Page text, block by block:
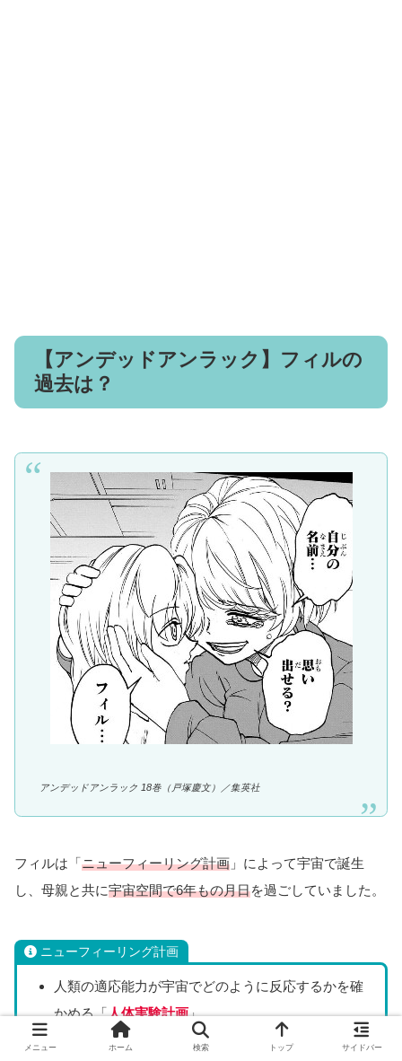
【アンデッドアンラック】フィルの
過去は？
アンデッドアンラック 18巻（戸塚慶文）／集英社
フィルは「ニューフィーリング計画 」によって宇宙で誕生
し、母親と共に宇宙空間で6年もの月日を過ごしていました。
ニューフィーリング計画
人類の適応能力が宇宙でどのように反応するかを確
かめる「人体実験計画」
10年前から国によって秘密裏に遂行されている
メニュー ホーム 検索 トップ サイドバー